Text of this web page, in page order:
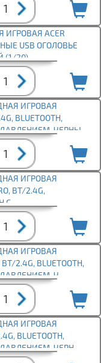
ACER
USB ОГОЛОВЬЕ
(1/20)
ИГРОВАЯ
BLUETOOTH,
ЧЕРНЫ
ИГРОВАЯ
BT/2.4G,
С
ИГРОВАЯ
BT/2.4G, BLUETOOTH,
Ч
ИГРОВАЯ
BLUETOOTH,
ЧЕРН